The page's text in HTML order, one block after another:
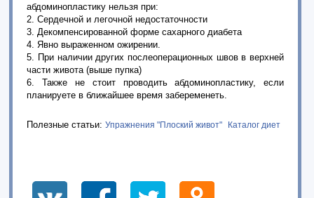
абдоминопластику нельзя при:
2. Сердечной и легочной недостаточности
3. Декомпенсированной форме сахарного диабета
4. Явно выраженном ожирении.
5. При наличии других послеоперационных швов в верхней
части живота (выше пупка)
6. Также не стоит проводить абдоминопластику, если
планируете в ближайшее время забеременеть.
Полезные статьи:Упражнения "Плоский живот" Каталог диет